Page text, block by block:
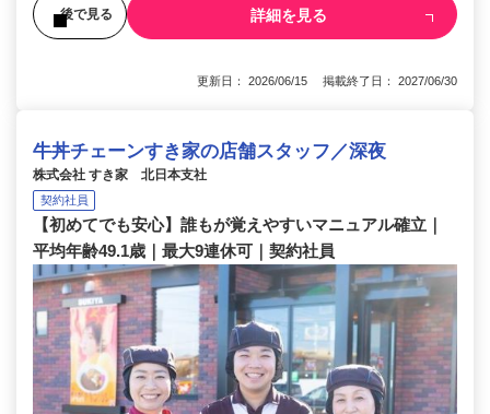
後で見る 詳細を見る
更新日： 2026/06/15 掲載終了日： 2027/06/30
牛丼チェーンすき家の店舗スタッフ／深夜
株式会社 すき家 北日本支社
契約社員
【初めてでも安心】誰もが覚えやすいマニュアル確立｜
平均年齢49.1歳｜最大9連休可｜契約社員